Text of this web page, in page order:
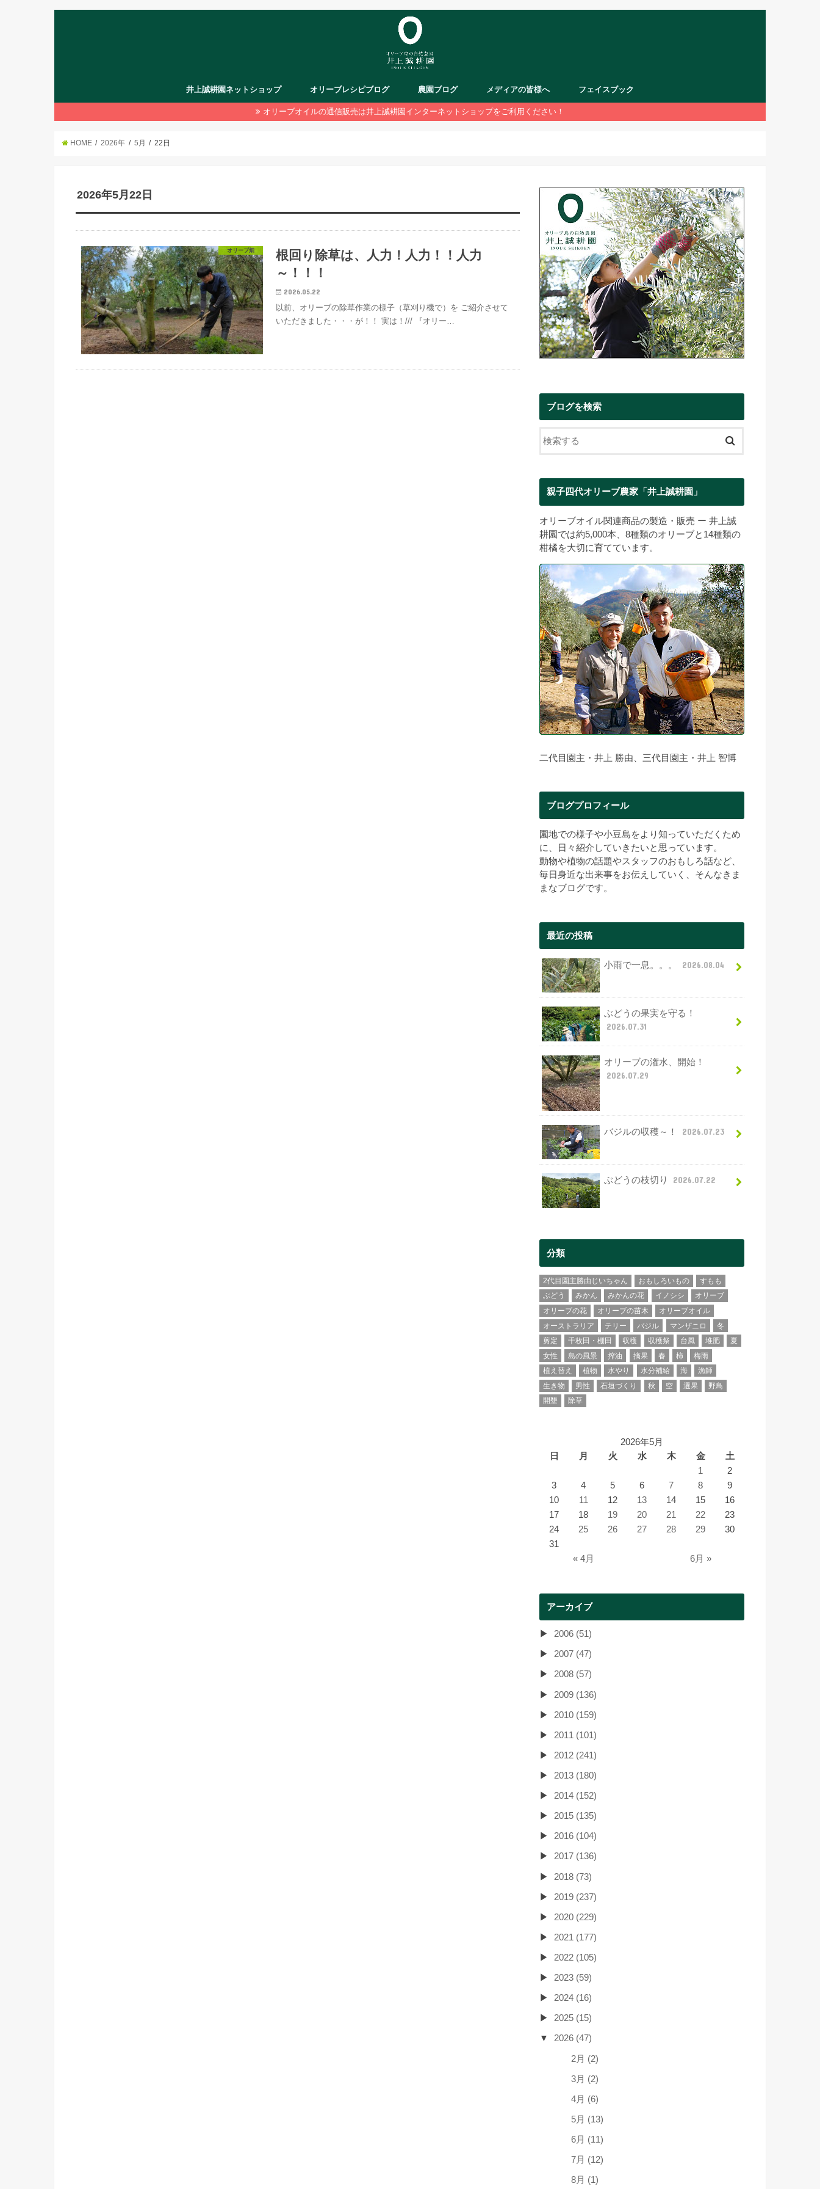
井上誠耕園ネットショップ オリーブレシピブログ 農園ブログ メディアの皆様へ フェイスブック
オリーブオイルの通信販売は井上誠耕園インターネットショップをご利用ください！
HOME 2026年 5月 22日
2026年5月22日
オリーブ畑
根回り除草は、人力！人力！！人力
～！！！
2026.05.22
以前、オリーブの除草作業の様子（草刈り機で）を ご紹介させて
いただきました・・・が！！ 実は！/// 『オリー…
ブログを検索
親子四代オリーブ農家「井上誠耕園」
オリーブオイル関連商品の製造・販売 ー 井上誠
耕園では約5,000本、8種類のオリーブと14種類の
柑橘を大切に育てています。
二代目園主・井上 勝由、三代目園主・井上 智博
ブログプロフィール
園地での様子や小豆島をより知っていただくため
に、日々紹介していきたいと思っています。
動物や植物の話題やスタッフのおもしろ話など、
毎日身近な出来事をお伝えしていく、そんなきま
まなブログです。
最近の投稿
小雨で一息。。。 2026.08.04
ぶどうの果実を守る！
2026.07.31
オリーブの潅水、開始！
2026.07.29
バジルの収穫～！ 2026.07.23
ぶどうの枝切り 2026.07.22
分類
2代目園主勝由じいちゃん おもしろいもの
すもも
ぶどう
みかん みかんの花 イノシシ
オリーブ
オリーブの花
オリーブの苗木
オリーブオイル
オーストラリア
テリー バジル マンザニロ
冬
剪定
千枚田・棚田 収穫 収穫祭 台風 堆肥
夏
女性
島の風景 搾油 摘果 春 柿
梅雨
植え替え
植物 水やり 水分補給 海
漁師
生き物
男性 石垣づくり 秋 空 選果
野鳥
開墾
除草
2026年5月
日
月 火 水 木 金 土
« 4月 6月 »
1
2
3
4 5 6 7 8
9
10
11 12 13 14 15
16
17
18 19 20 21 22
23
24
25 26 27 28 29
30
31
アーカイブ
2006 (51)
2007 (47)
2008 (57)
2009 (136)
2010 (159)
2011 (101)
2012 (241)
2013 (180)
2014 (152)
2015 (135)
2016 (104)
2017 (136)
2018 (73)
2019 (237)
2020 (229)
2021 (177)
2022 (105)
2023 (59)
2024 (16)
2025 (15)
2026 (47)
2月 (2)
3月 (2)
4月 (6)
5月 (13)
6月 (11)
7月 (12)
8月 (1)